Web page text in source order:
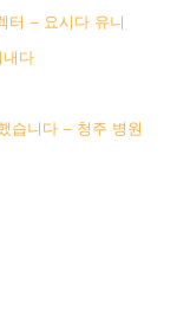
터 – 요시다 유니
다
습니다 – 청주 병원